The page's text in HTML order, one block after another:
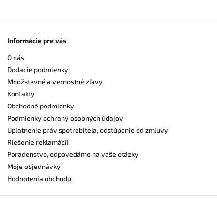
Informácie pre vás
O nás
Dodacie podmienky
Množstevné a vernostné zľavy
Kontakty
Obchodné podmienky
Podmienky ochrany osobných údajov
Uplatnenie práv spotrebiteľa, odstúpenie od zmluvy
Riešenie reklamácií
Poradenstvo, odpovedáme na vaše otázky
Moje objednávky
Hodnotenia obchodu